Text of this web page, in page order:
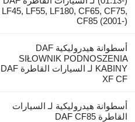
LF45, LF55, LF180, CF65, CF75,
CF85 (2001-)
أسطوانة هيدروليكية DAF
SIŁOWNIK PODNOSZENIA
KABINY لـ السيارات القاطرة DAF
XF CF
أسطوانة هيدروليكية لـ السيارات
القاطرة DAF CF85